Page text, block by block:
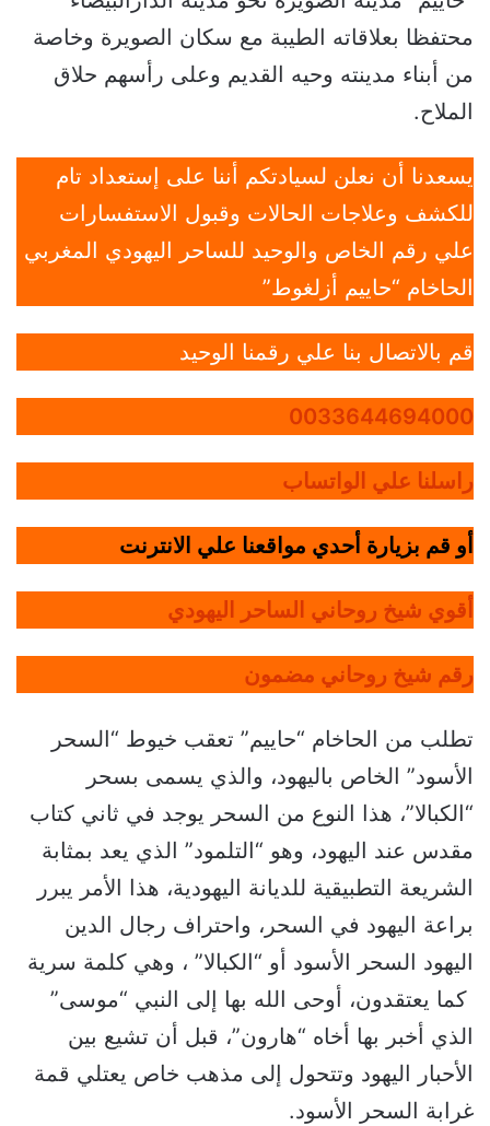
محتفظا بعلاقاته الطيبة مع سكان الصويرة وخاصة
من أبناء مدينته وحيه القديم وعلى رأسهم حلاق
الملاح.
يسعدنا أن نعلن لسيادتكم أننا على إستعداد تام
للكشف وعلاجات الحالات وقبول الاستفسارات
علي رقم الخاص والوحيد للساحر اليهودي المغربي
الحاخام “حاييم أزلغوط”
قم بالاتصال بنا علي رقمنا الوحيد
0033644694000
راسلنا علي الواتساب
أو قم بزيارة أحدي مواقعنا علي الانترنت
أقوي شيخ روحاني الساحر اليهودي
رقم شيخ روحاني مضمون
تطلب من الحاخام “حاييم” تعقب خيوط “السحر
الأسود” الخاص باليهود، والذي يسمى بسحر
“الكبالا”، هذا النوع من السحر يوجد في ثاني كتاب
مقدس عند اليهود، وهو “التلمود” الذي يعد بمثابة
الشريعة التطبيقية للديانة اليهودية، هذا الأمر يبرر
براعة اليهود في السحر، واحتراف رجال الدين
اليهود السحر الأسود أو “الكبالا” ، وهي كلمة سرية
كما يعتقدون، أوحى الله بها إلى النبي “موسى”
الذي أخبر بها أخاه “هارون”، قبل أن تشيع بين
الأحبار اليهود وتتحول إلى مذهب خاص يعتلي قمة
غرابة السحر الأسود.